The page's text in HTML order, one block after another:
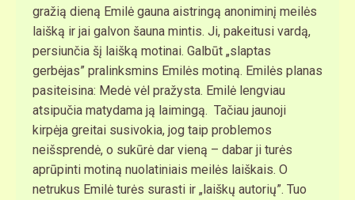
gražią dieną Emilė gauna aistringą anoniminį meilės
laišką ir jai galvon šauna mintis. Ji, pakeitusi vardą,
persiunčia šį laišką motinai. Galbūt „slaptas
gerbėjas” pralinksmins Emilės motiną. Emilės planas
pasiteisina: Medė vėl pražysta. Emilė lengviau
atsipučia matydama ją laimingą. Tačiau jaunoji
kirpėja greitai susivokia, jog taip problemos
neišsprendė, o sukūrė dar vieną – dabar ji turės
aprūpinti motiną nuolatiniais meilės laiškais. O
netrukus Emilė turės surasti ir „laiškų autorių”. Tuo